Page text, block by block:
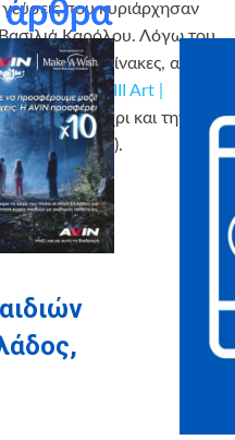
που κυριάρχησαν
Καρόλου. Λόγω του
για τους πίνακες, αυτοί
King Charles III Art |
δυνατές μέχρι και την
ΧΧΧΧ).
άρθρα